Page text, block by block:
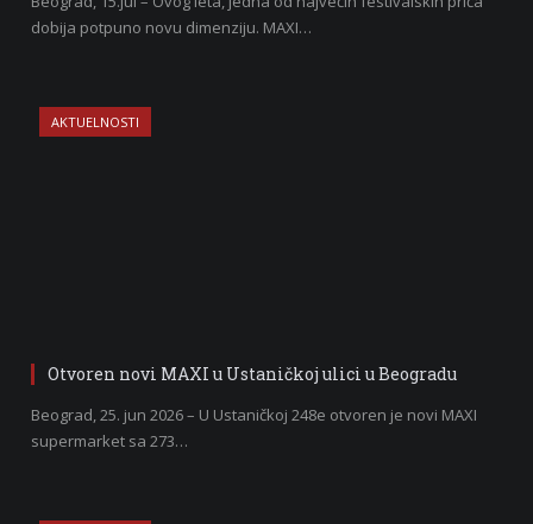
dobija potpuno novu dimenziju. MAXI…
AKTUELNOSTI
Otvoren novi MAXI u Ustaničkoj ulici u Beogradu
Beograd, 25. jun 2026 – U Ustaničkoj 248e otvoren je novi MAXI
supermarket sa 273…